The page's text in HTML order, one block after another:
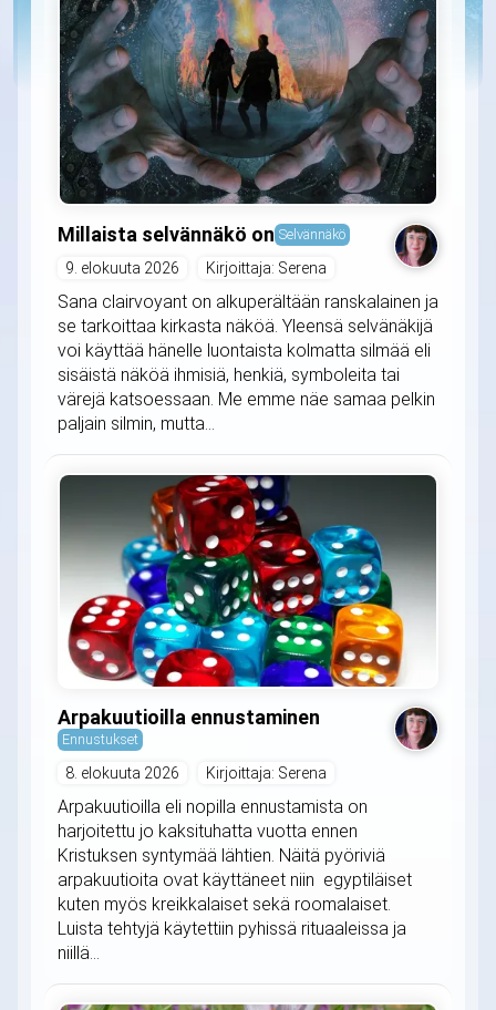
Millaista selvännäkö on Selvännäkö
9. elokuuta 2026 Kirjoittaja: Serena
Sana clairvoyant on alkuperältään ranskalainen ja
se tarkoittaa kirkasta näköä. Yleensä selvänäkijä
voi käyttää hänelle luontaista kolmatta silmää eli
sisäistä näköä ihmisiä, henkiä, symboleita tai
värejä katsoessaan. Me emme näe samaa pelkin
paljain silmin, mutta...
Arpakuutioilla ennustaminen
Ennustukset
8. elokuuta 2026 Kirjoittaja: Serena
Arpakuutioilla eli nopilla ennustamista on
harjoitettu jo kaksituhatta vuotta ennen
Kristuksen syntymää lähtien. Näitä pyöriviä
arpakuutioita ovat käyttäneet niin egyptiläiset
kuten myös kreikkalaiset sekä roomalaiset.
Luista tehtyjä käytettiin pyhissä rituaaleissa ja
niillä...